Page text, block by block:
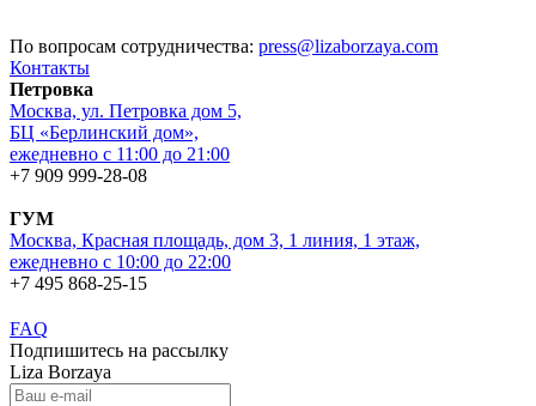
По вопросам сотрудничества: press@lizaborzaya.com
Контакты
Петровка
Москва, ул. Петровка дом 5,
БЦ «Берлинский дом»,
ежедневно с 11:00 до 21:00
+7 909 999-28-08
ГУМ
Москва, Красная площадь, дом 3, 1 линия, 1 этаж,
ежедневно с 10:00 до 22:00
+7 495 868-25-15
FAQ
Подпишитесь на рассылку
Liza Borzaya